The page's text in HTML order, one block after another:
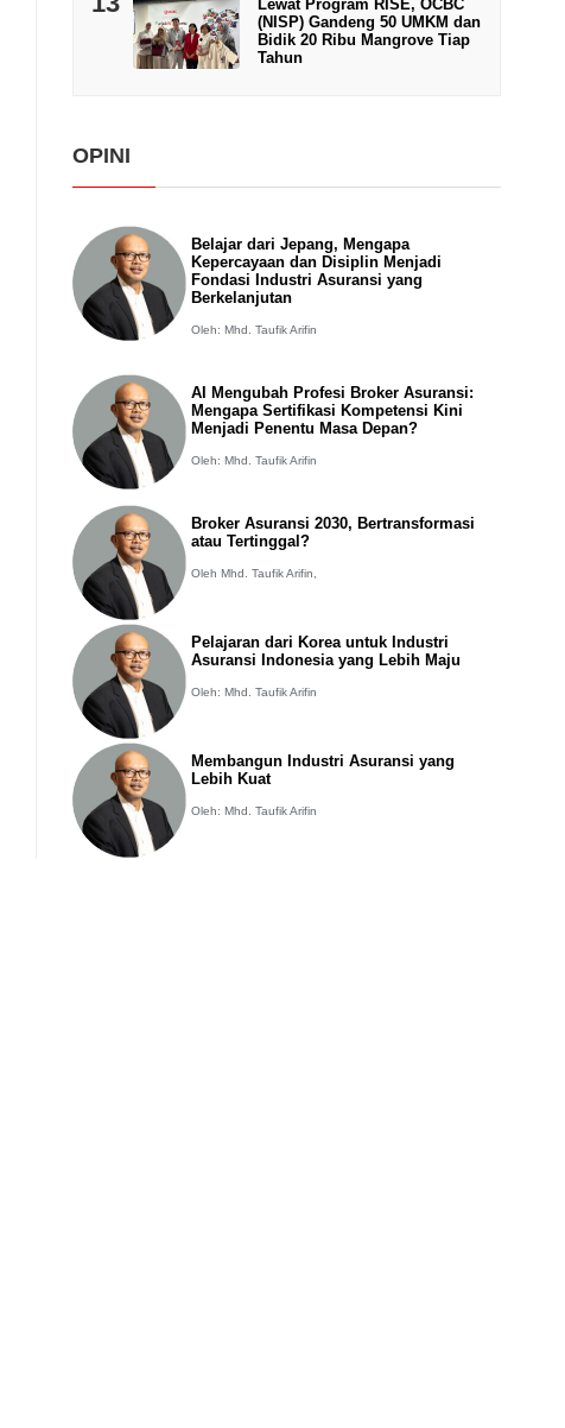
Lewat Program RISE, OCBC
(NISP) Gandeng 50 UMKM dan
Bidik 20 Ribu Mangrove Tiap
Tahun
OPINI
Belajar dari Jepang, Mengapa
Kepercayaan dan Disiplin Menjadi
Fondasi Industri Asuransi yang
Berkelanjutan
Oleh: Mhd. Taufik Arifin
AI Mengubah Profesi Broker Asuransi:
Mengapa Sertifikasi Kompetensi Kini
Menjadi Penentu Masa Depan?
Oleh: Mhd. Taufik Arifin
Broker Asuransi 2030, Bertransformasi
atau Tertinggal?
Oleh Mhd. Taufik Arifin,
Pelajaran dari Korea untuk Industri
Asuransi Indonesia yang Lebih Maju
Oleh: Mhd. Taufik Arifin
Membangun Industri Asuransi yang
Lebih Kuat
Oleh: Mhd. Taufik Arifin